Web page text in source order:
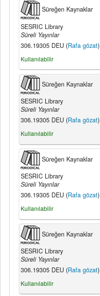
Süreğen Kaynaklar
SESRIC Library
Süreli Yayınlar
306.19305 DEU (Rafa gözat)
Kullanılabilir
Süreğen Kaynaklar
SESRIC Library
Süreli Yayınlar
306.19305 DEU (Rafa gözat)
Kullanılabilir
Süreğen Kaynaklar
SESRIC Library
Süreli Yayınlar
306.19305 DEU (Rafa gözat)
Kullanılabilir
Süreğen Kaynaklar
SESRIC Library
Süreli Yayınlar
306.19305 DEU (Rafa gözat)
Kullanılabilir